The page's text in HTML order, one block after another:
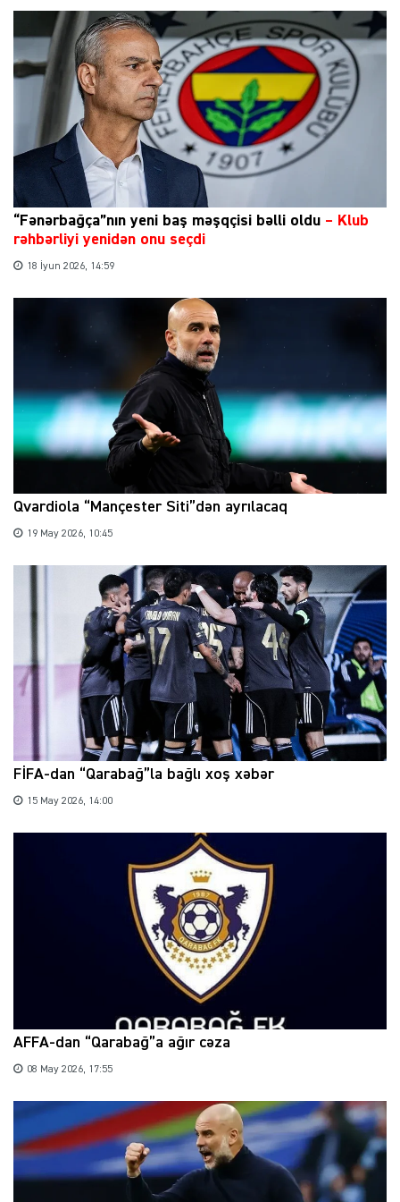
“Fənərbağça”nın yeni baş məşqçisi bəlli oldu – Klub
rəhbərliyi yenidən onu seçdi
18 İyun 2026, 14:59
Qvardiola “Mançester Siti”dən ayrılacaq
19 May 2026, 10:45
FİFA-dan “Qarabağ”la bağlı xoş xəbər
15 May 2026, 14:00
AFFA-dan “Qarabağ”a ağır cəza
08 May 2026, 17:55